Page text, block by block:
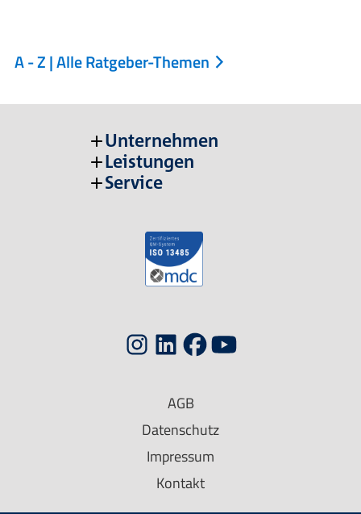
A - Z | Alle Ratgeber-Themen
Unternehmen
Leistungen
Service
AGB
Datenschutz
Impressum
Kontakt